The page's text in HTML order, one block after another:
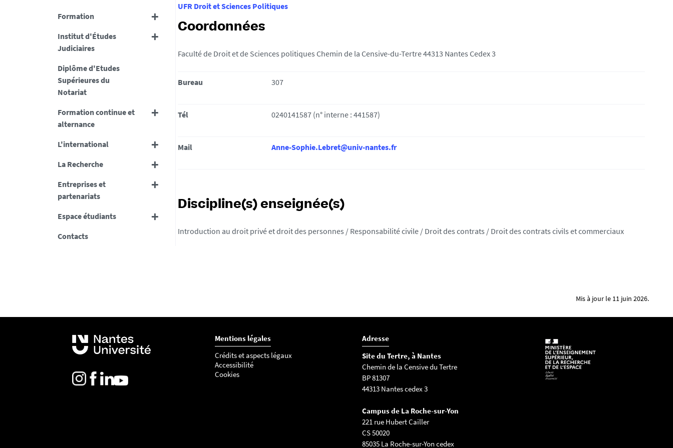
Formation
Institut d'Études
Judiciaires
Diplôme d'Etudes
Supérieures du
Notariat
Formation continue et
alternance
L'international
La Recherche
Entreprises et
partenariats
Espace étudiants
Contacts
UFR Droit et Sciences Politiques
Coordonnées
Faculté de Droit et de Sciences politiques Chemin de la Censive-du-Tertre 44313 Nantes Cedex 3
Bureau 307
Tél 0240141587 (n° interne : 441587)
Mail Anne-Sophie.Lebret@univ-nantes.fr
Discipline(s) enseignée(s)
Introduction au droit privé et droit des personnes / Responsabilité civile / Droit des contrats / Droit des contrats civils et commerciaux
Mis à jour le 11 juin 2026.
Mentions légales
Crédits et aspects légaux
Accessibilité
Cookies
Adresse
Site du Tertre, à Nantes
Chemin de la Censive du Tertre
BP 81307
44313 Nantes cedex 3
Campus de La Roche-sur-Yon
221 rue Hubert Cailler
CS 50020
85035 La Roche-sur-Yon cedex